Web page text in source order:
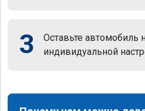
3
Оставьте автомобиль
индивидуальной